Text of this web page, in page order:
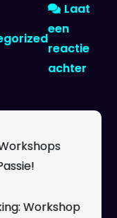
Laat
een
reactie
achterop
Workshop